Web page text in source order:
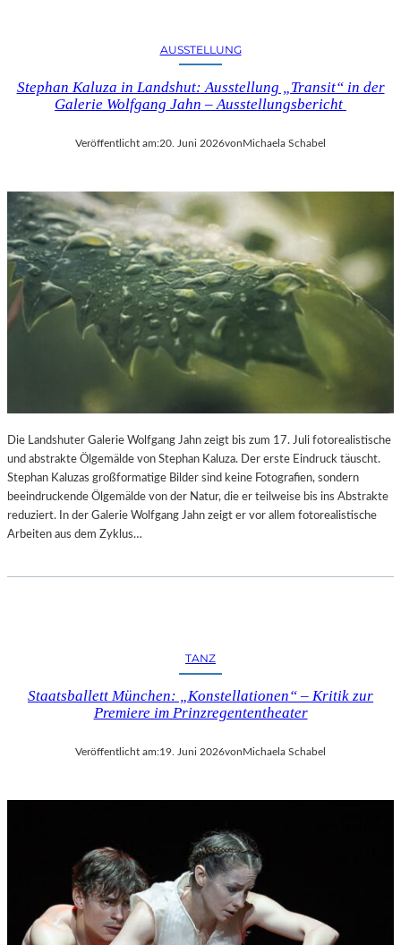
AUSSTELLUNG
Stephan Kaluza in Landshut: Ausstellung „Transit“ in der
Galerie Wolfgang Jahn – Ausstellungsbericht
Veröffentlicht am:20. Juni 2026vonMichaela Schabel
Die Landshuter Galerie Wolfgang Jahn zeigt bis zum 17. Juli fotorealistische
und abstrakte Ölgemälde von Stephan Kaluza. Der erste Eindruck täuscht.
Stephan Kaluzas großformatige Bilder sind keine Fotografien, sondern
beeindruckende Ölgemälde von der Natur, die er teilweise bis ins Abstrakte
reduziert. In der Galerie Wolfgang Jahn zeigt er vor allem fotorealistische
Arbeiten aus dem Zyklus…
TANZ
Staatsballett München: „Konstellationen“ – Kritik zur
Premiere im Prinzregententheater
Veröffentlicht am:19. Juni 2026vonMichaela Schabel